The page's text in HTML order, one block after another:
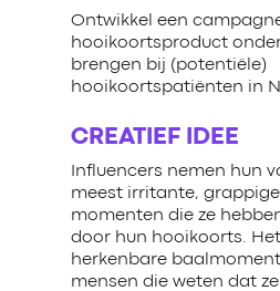
Ontwikkel een
hooikoortsproduct
brengen bij (potentiële)
hooikoortspatiënten in
CREATIEF IDEE
Influencers nemen hun
meest irritante,
momenten die ze
door hun hooikoorts.
herkenbare
mensen die weten dat